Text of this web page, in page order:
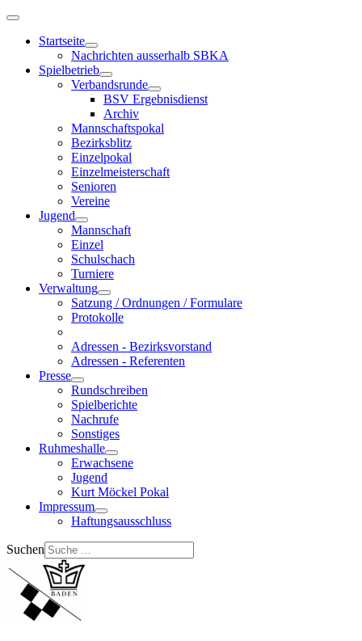
Startseite
Nachrichten ausserhalb SBKA
Spielbetrieb
Verbandsrunde
BSV Ergebnisdienst
Archiv
Mannschaftspokal
Bezirksblitz
Einzelpokal
Einzelmeisterschaft
Senioren
Vereine
Jugend
Mannschaft
Einzel
Schulschach
Turniere
Verwaltung
Satzung / Ordnungen / Formulare
Protokolle
Adressen - Bezirksvorstand
Adressen - Referenten
Presse
Rundschreiben
Spielberichte
Nachrufe
Sonstiges
Ruhmeshalle
Erwachsene
Jugend
Kurt Möckel Pokal
Impressum
Haftungsausschluss
Suchen